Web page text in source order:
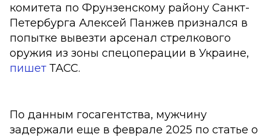
комитета по Фрунзенскому району Санкт-
Петербурга Алексей Панжев признался в
попытке вывезти арсенал стрелкового
оружия из зоны спецоперации в Украине,
пишет ТАСС.
По данным госагентства, мужчину
задержали еще в феврале 2025 по статье о